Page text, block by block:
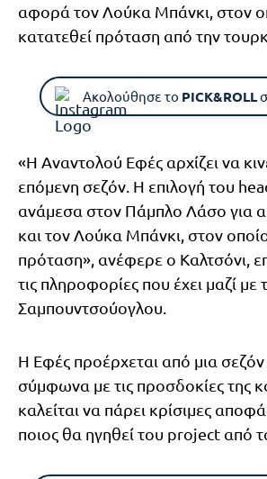
αφορά τον Λούκα Μπάνκι, στον
κατατεθεί πρόταση από την
Ακολούθησε το PICK&ROLL
«Η Αναντολού Εφές αρχίζει να
επόμενη σεζόν. Η επιλογή του
ανάμεσα στον Πάμπλο Λάσο για
και τον Λούκα Μπάνκι, στον οποίο
πρόταση», ανέφερε ο Καλτσόνι,
τις πληροφορίες που έχει μαζί με
Σαμπουντσούογλου.
Η Εφές προέρχεται από μια
σύμφωνα με τις προσδοκίες της
καλείται να πάρει κρίσιμες
ποιος θα ηγηθεί του project από